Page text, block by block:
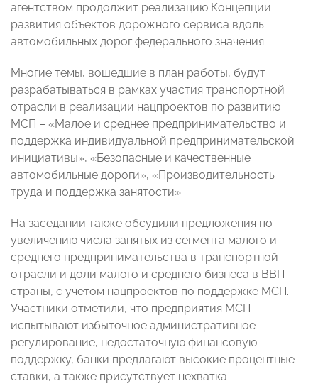
агентством продолжит реализацию Концепции
развития объектов дорожного сервиса вдоль
автомобильных дорог федерального значения.
Многие темы, вошедшие в план работы, будут
разрабатываться в рамках участия транспортной
отрасли в реализации нацпроектов по развитию
МСП – «Малое и среднее предпринимательство и
поддержка индивидуальной предпринимательской
инициативы», «Безопасные и качественные
автомобильные дороги», «Производительность
труда и поддержка занятости».
На заседании также обсудили предложения по
увеличению числа занятых из сегмента малого и
среднего предпринимательства в транспортной
отрасли и доли малого и среднего бизнеса в ВВП
страны, с учетом нацпроектов по поддержке МСП.
Участники отметили, что предприятия МСП
испытывают избыточное административное
регулирование, недостаточную финансовую
поддержку, банки предлагают высокие процентные
ставки, а также присутствует нехватка